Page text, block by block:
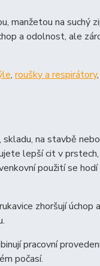
manžetou na suchý
a odolnost, ale
, roušky a respirátory,
na stavbě
lepší cit v
použití se
zhoršují úchop
pracovní
počasí.